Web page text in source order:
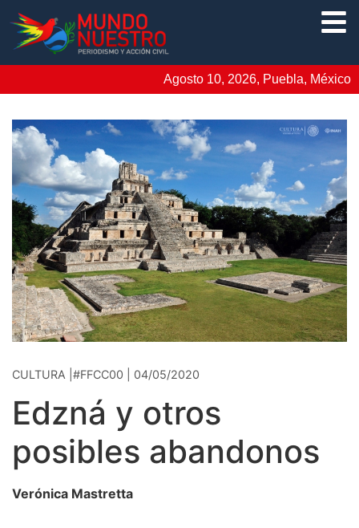
Agosto 10, 2026, Puebla, México
CULTURA |#FFCC00 | 04/05/2020
Edzná y otros
posibles abandonos
Verónica Mastretta